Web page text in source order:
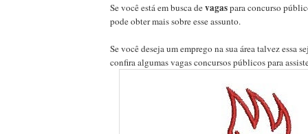
Se você está em busca devagaspara concurso
pode obter mais sobre esse assunto.
Se você deseja um emprego na sua área talvez essa
confira algumas vagas concursos públicos para